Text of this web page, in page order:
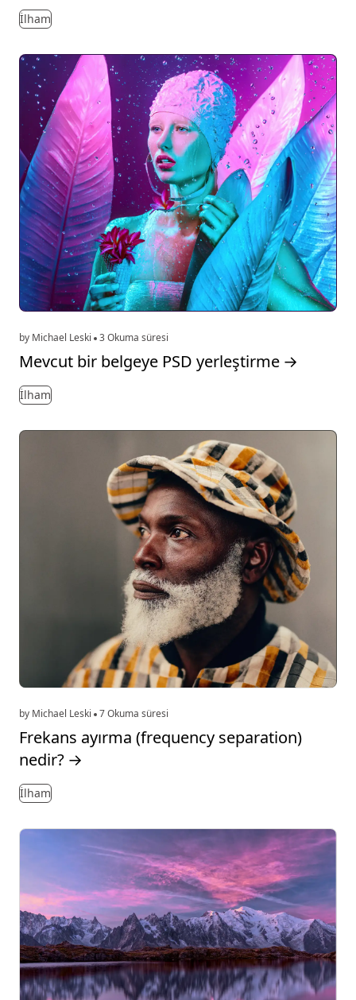
İlham
by Michael Leski 3 Okuma süresi
Mevcut bir belgeye PSD yerleştirme →
İlham
by Michael Leski 7 Okuma süresi
Frekans ayırma (frequency separation)
nedir? →
İlham